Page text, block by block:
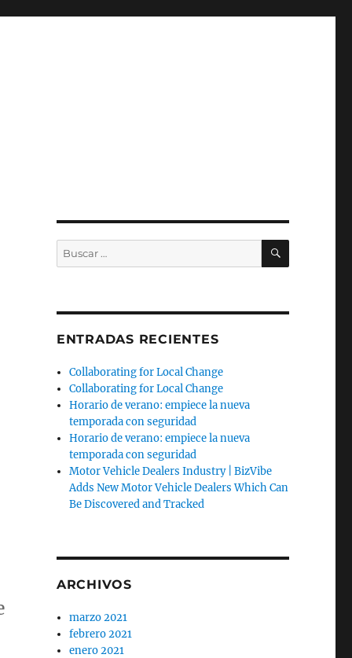
Buscar
por:
BUSCAR
ENTRADAS RECIENTES
Collaborating for Local Change
Collaborating for Local Change
Horario de verano: empiece la nueva
temporada con seguridad
Horario de verano: empiece la nueva
temporada con seguridad
Motor Vehicle Dealers Industry | BizVibe
Adds New Motor Vehicle Dealers Which Can
Be Discovered and Tracked
ARCHIVOS
marzo 2021
febrero 2021
enero 2021